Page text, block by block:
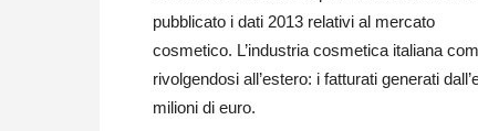
pubblicato i dati 2013 relativi al mercato
cosmetico. L’industria cosmetica italiana
rivolgendosi all’estero: i fatturati generati
milioni di euro.